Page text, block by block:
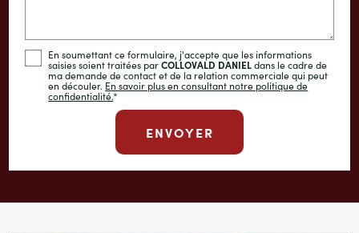
En soumettant ce formulaire, j'accepte que les informations
saisies soient traitées parCOLLOVALD DANIELdans le cadre de
ma demande de contact et de la relation commerciale qui peut
en découler. En savoir plus en consultant notre politique de
confidentialité.*